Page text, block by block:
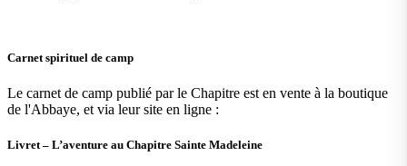
Carnet spirituel de camp
Le carnet de camp publié par le Chapitre est en vente à la boutique
de l'Abbaye, et via leur site en ligne :
Livret – L’aventure au Chapitre Sainte Madeleine